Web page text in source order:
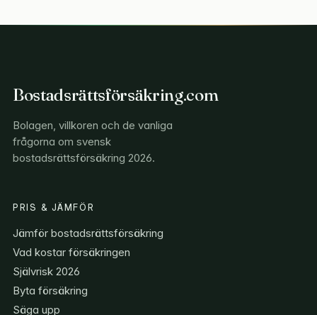
Bostadsrättsförsäkring.com
Bolagen, villkoren och de vanliga
frågorna om svensk
bostadsrättsförsäkring 2026.
PRIS & JÄMFÖR
Jämför bostadsrättsförsäkring
Vad kostar försäkringen
Självrisk 2026
Byta försäkring
Säga upp